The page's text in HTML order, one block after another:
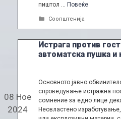
пиштол … Повеќе
Categories
Соопштенија
Истрага против
автоматска пушка
08 Ное
2024
Основното јавно
спроведување истражна
сомнение за едно лице
Неовластено